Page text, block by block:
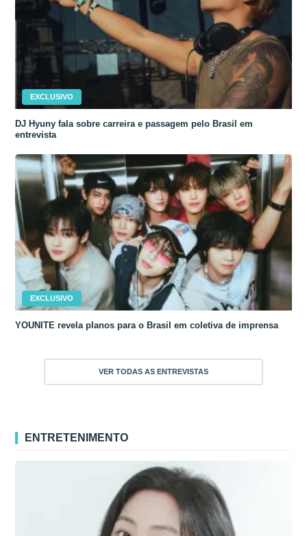
EXCLUSIVO
DJ Hyuny fala sobre carreira e passagem pelo Brasil em
entrevista
EXCLUSIVO
YOUNITE revela planos para o Brasil em coletiva de imprensa
VER TODAS AS ENTREVISTAS
ENTRETENIMENTO